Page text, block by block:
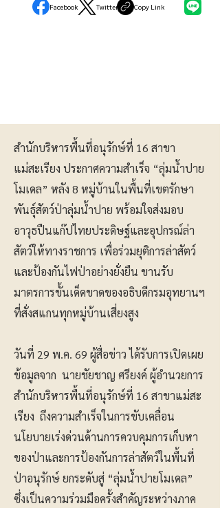
Facebook Twitter Copy Link
สำนักบริหารพื้นที่อนุรักษ์ที่ 16 สาขา
แม่สะเรียง ประกาศความสำเร็จ “ลุ่มน้ำปาย
โมเดล” หลัง 8 หมู่บ้านในพื้นที่เขตรักษา
พันธุ์สัตว์ป่าลุ่มน้ำปาย พร้อมใจส่งมอบ
อาวุธปืนแก๊ปไทยประดิษฐ์และอุปกรณ์ล่า
สัตว์ให้ทางราชการ เพื่อร่วมยุติการล่าสัตว์
และป้องกันไฟป่าอย่างยั่งยืน ขานรับ
มาตรการขั้นเด็ดขาดของอธิบดีกรมอุทยานฯ
ที่สั่งสแกนทุกหมู่บ้านเสี่ยงสูง
วันที่ 29 พ.ค. 69 ผู้สื่อข่าว ได้รับการเปิดเผย
ข้อมูลจาก นายชัยชาญ ศรียงค์ ผู้อำนวยการ
สำนักบริหารพื้นที่อนุรักษ์ที่ 16 สาขาแม่สะ
เรียง ถึงความสำเร็จในการขับเคลื่อน
นโยบายเร่งด่วนด้านการควบคุมการเก็บหา
ของป่าและการป้องกันการล่าสัตว์ในพื้นที่
ป่าอนุรักษ์ ยกระดับสู่ “ลุ่มน้ำปายโมเดล”
ซึ่งเป็นความร่วมมือครั้งสำคัญระหว่างภาค